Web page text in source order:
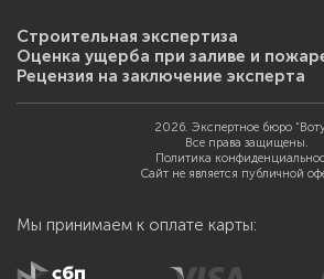
Строительная экспертиза
Оценка ущерба при заливе и
Рецензия на заключение эксперта
2026. Экспертное бюро
Все права защищены.
Политика
Сайт не является публичной
Мы принимаем к оплате карты: